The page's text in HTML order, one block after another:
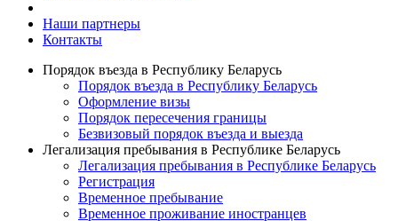
Наши партнеры
Контакты
Порядок въезда в Республику Беларусь
Порядок въезда в Республику Беларусь
Оформление визы
Порядок пересечения границы
Безвизовый порядок въезда и выезда
Легализация пребывания в Республике Беларусь
Легализация пребывания в Республике Беларусь
Регистрация
Временное пребывание
Временное проживание иностранцев